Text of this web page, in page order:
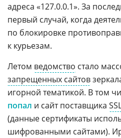
адреса «127.0.0.1». За
первый случай, когда
по блокировке
к курьезам.
Летом ведомство стало
запрещенных сайтов
игорной тематикой. В том
попал и сайт поставщика
(данные сертификаты
шифрованными сайтами).